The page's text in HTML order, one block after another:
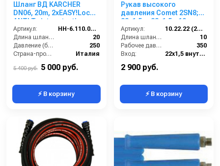
Шланг ВД KARCHER
DN06, 20m, 2хEASY!Lock
ANTI Twist protection,
250bar
Артикул:
HH-6.110.035-20
Длина шланга (м):
20
Давление (бар):
250
Страна-производитель:
Италия
5 400 руб. 5 000 руб.
⚡ В корзину
Рукав высокого
давления Comet 2SN8;
22х1,5 г- 22х1,5г; 10м +
защита от изгиба
Артикул:
10.22.22 (2SN8)Comet
Длина шланга ВД (м):
10
Рабочее давление (бар):
350
Вход:
22х1,5 внутренняя резьба
2 900 руб.
⚡ В корзину